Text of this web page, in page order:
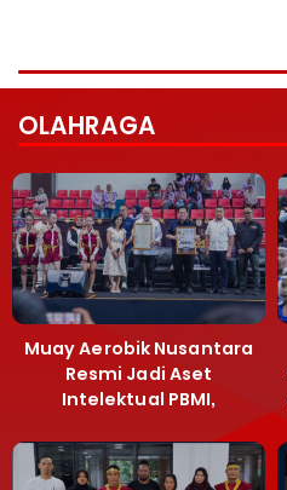
OLAHRAGA
Muay Aerobik Nusantara
Resmi Jadi Aset
Intelektual PBMI,
Terobosan Bangun
Grassroots